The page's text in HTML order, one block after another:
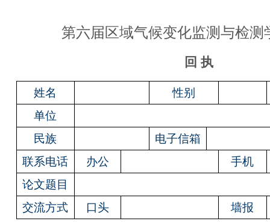
第六届区域气候变化监测与检测
回 执
姓名
性别
单位
民族
电子信箱
联系电话
办公
手机
论文题目
交流方式
口头 墙报